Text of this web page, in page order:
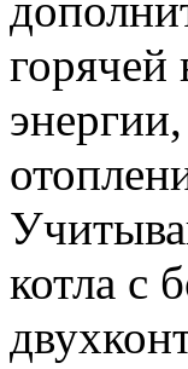
горячей
котла с